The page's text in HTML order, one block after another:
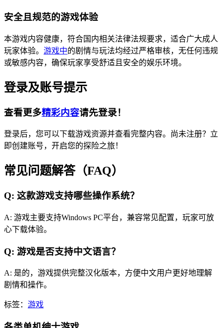
安全且规范的游戏体验
本游戏内容健康，符合国内相关法律法规要求，适合广大成人
玩家体验。 游戏中的剧情与玩法均经过严格审核，无任何违规
或敏感内容，确保玩家享受舒适且安全的娱乐环境。
登录及账号提示
查看更多精彩内容请先登录！
登录后，您可以下载游戏资源并查看完整内容。尚未注册？立
即创建账号，开启您的探险之旅！
常见问题解答（FAQ）
Q: 这款游戏支持哪些操作系统？
A: 游戏主要支持Windows PC平台，兼容常见配置，玩家可放
心下载体验。
Q: 游戏是否支持中文语言？
A: 是的，游戏提供完整汉化版本，方便中文用户更好地理解
剧情和操作。
标签： 游戏